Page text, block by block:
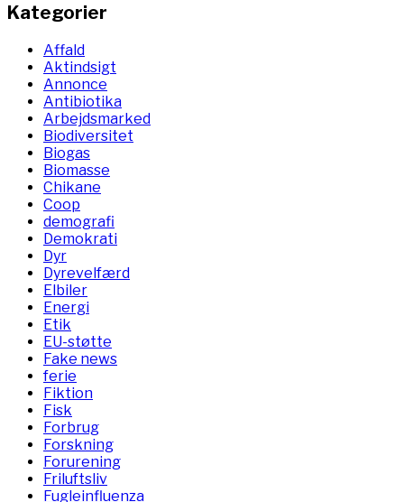
Kategorier
Affald
Aktindsigt
Annonce
Antibiotika
Arbejdsmarked
Biodiversitet
Biogas
Biomasse
Chikane
Coop
demografi
Demokrati
Dyr
Dyrevelfærd
Elbiler
Energi
Etik
EU-støtte
Fake news
ferie
Fiktion
Fisk
Forbrug
Forskning
Forurening
Friluftsliv
Fugleinfluenza